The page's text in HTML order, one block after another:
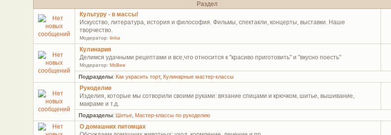
Раздел
Культуру - в массы!
Искусство, литература, история и философия. Фильмы, спектакли, концерты, выставки. Наше
творчество.
Модератор: linka
Кулинария
Делимся удачными рецептами и все,что относится к "красиво приготовить" и "вкусно поесть"
Модератор: MsBee
Подразделы: Как украсить торт, Кулинарные мастер-классы
Рукоделие
Изделия, которые мы сотворили своими руками: вязание спицами и крючком, шитье, вышивание,
макраме и т.д.
Подразделы: Шитье Мастер-классы по рукоделию
О домашних питомцах